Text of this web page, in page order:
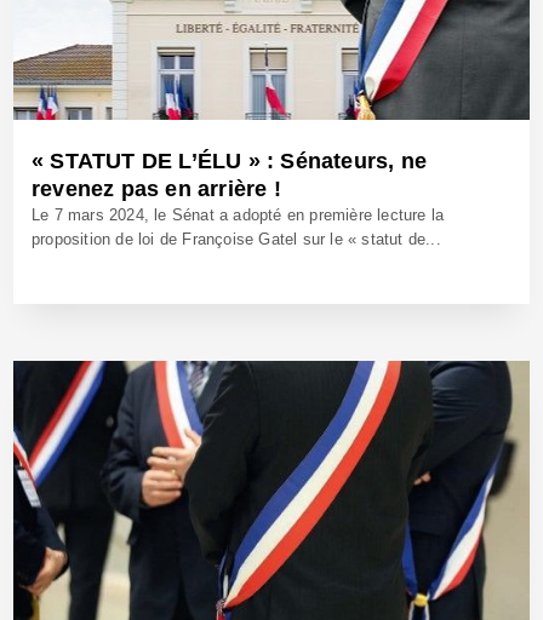
« STATUT DE L’ÉLU » : Sénateurs, ne
revenez pas en arrière !
Le 7 mars 2024, le Sénat a adopté en première lecture la
proposition de loi de Françoise Gatel sur le « statut de...
20 Oct 2025 - Réf: BW42819